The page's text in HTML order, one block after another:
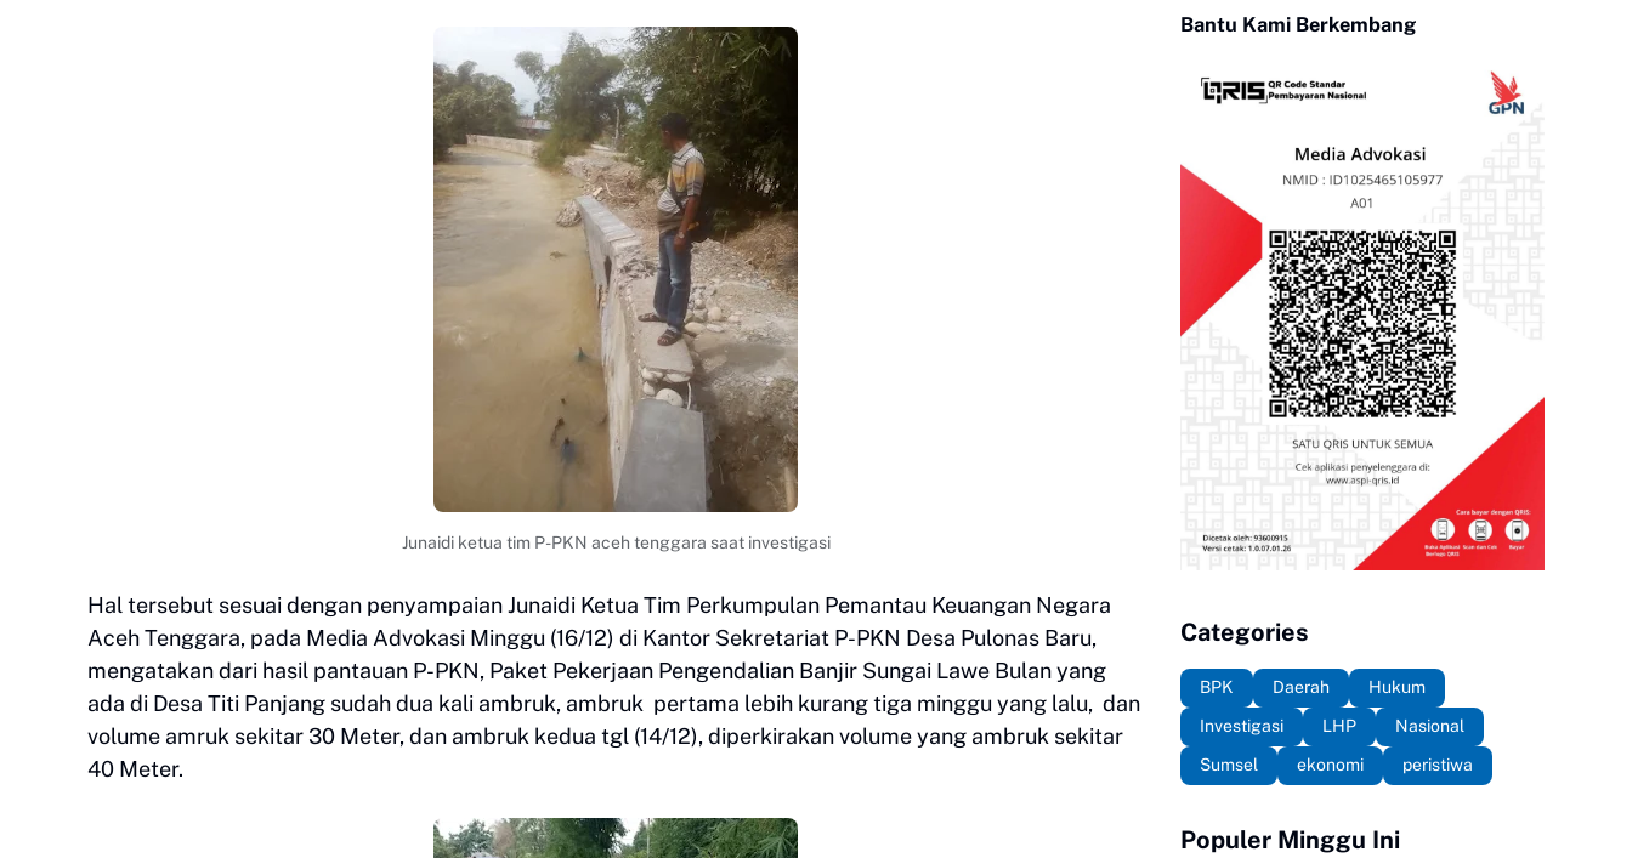
Junaidi ketua tim P-PKN aceh tenggara saat investigasi
Hal tersebut sesuai dengan penyampaian Junaidi Ketua Tim Perkumpulan Pemantau Keuangan Negara
Aceh Tenggara, pada Media Advokasi Minggu (16/12) di Kantor Sekretariat P-PKN Desa Pulonas Baru,
mengatakan dari hasil pantauan P-PKN, Paket Pekerjaan Pengendalian Banjir Sungai Lawe Bulan yang
ada di Desa Titi Panjang sudah dua kali ambruk, ambruk pertama lebih kurang tiga minggu yang lalu, dan
volume amruk sekitar 30 Meter, dan ambruk kedua tgl (14/12), diperkirakan volume yang ambruk sekitar
40 Meter.
Bantu Kami Berkembang
Categories
BPK Daerah
Hukum
Investigasi
LHP
Nasional
Sumsel
ekonomi peristiwa
Populer Minggu Ini